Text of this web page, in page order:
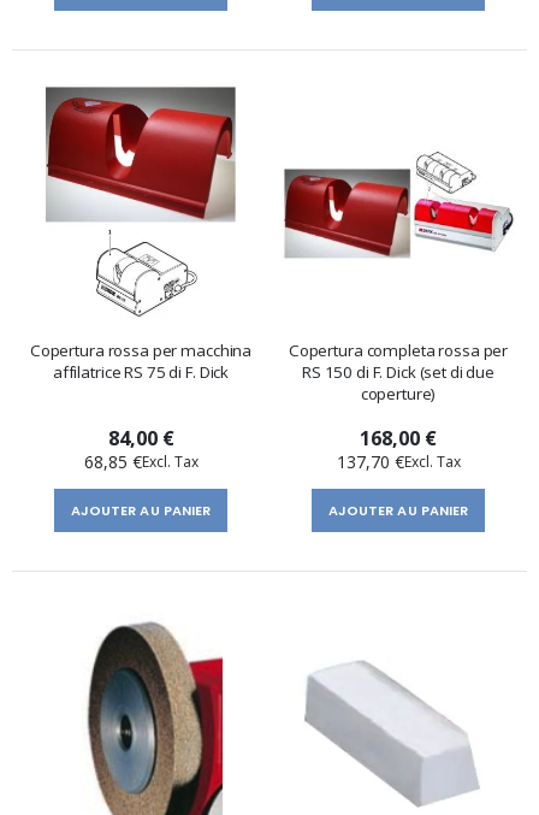
Copertura rossa per macchina
affilatrice RS 75 di F. Dick
84,00 €
68,85 €
AJOUTER AU PANIER
Copertura completa rossa per
RS 150 di F. Dick (set di due
coperture)
168,00 €
137,70 €
AJOUTER AU PANIER